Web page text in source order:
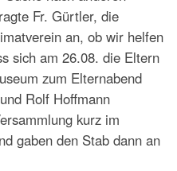
Fr. Gürtler, die
an, ob wir helfen
sich am 26.08. die Eltern
zum Elternabend
Rolf Hoffmann
kurz im
gaben den Stab dann an